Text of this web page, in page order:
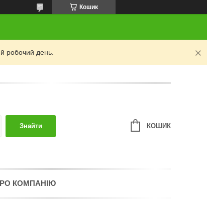
Кошик
робочий день.
Знайти КОШИК
КОМПАНІЮ